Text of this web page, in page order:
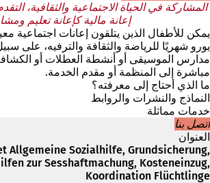
المشاركة في الحياة الاجتماعية والثقافية،
إعانة مالية كإعانة تعليم
يورو شهريًا للرياضة والثقافة والترفيه، على
مدارس الموسيقى أو أنشطة العطلات أو
مباشرة إلى المنظمة أو مقدم الخدمة.
ما الذي أحتاج إلى معرفته؟
النماذج والنشرات والروابط
خدمات مماثلة
اتصل بنا
العنوان
Allgemeine Sozialhilfe, Grundsicherung,
zur Sesshaftmachung, Kosteneinzug,
Koordination Flüchtlinge